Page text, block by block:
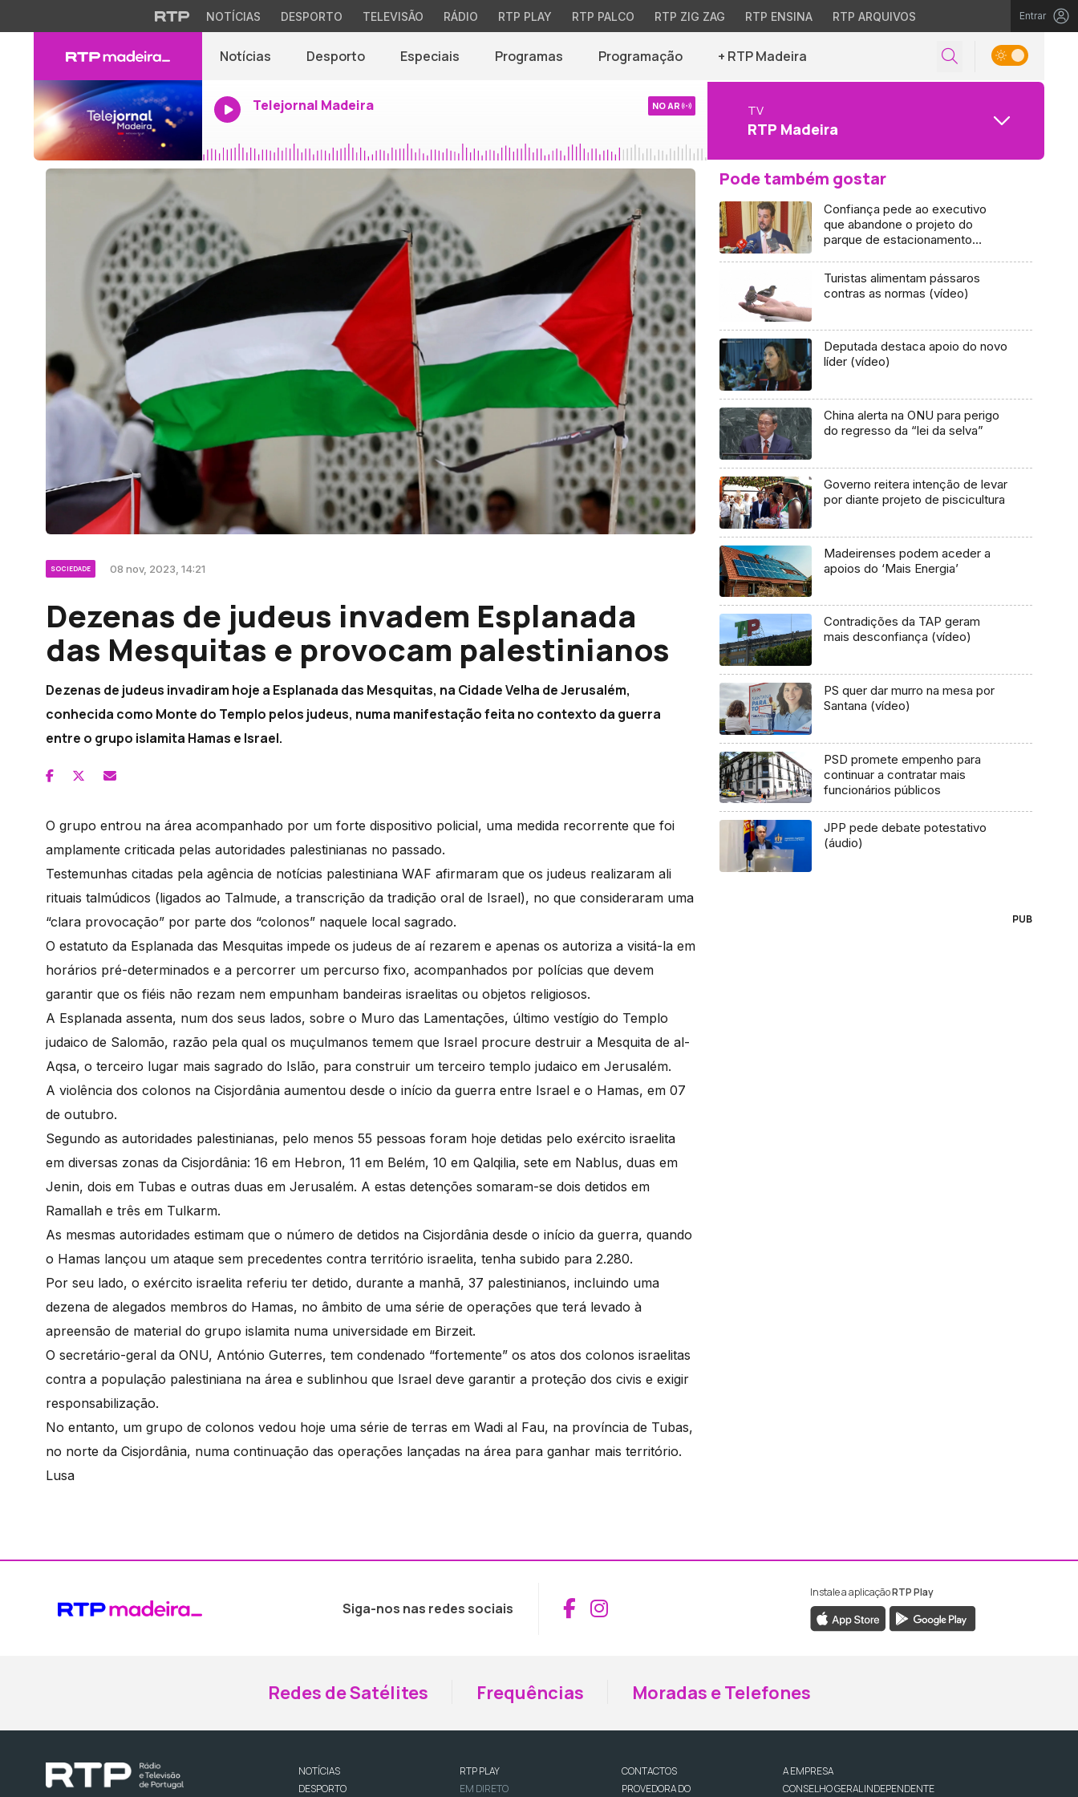
NOTÍCIAS DESPORTO TELEVISÃO RÁDIO RTP PLAY RTP PALCO RTP ZIG ZAG RTP ENSINA RTP ARQUIVOS Entrar
Notícias Desporto Especiais Programas Programação + RTP Madeira
Telejornal Madeira NO AR TV
RTP Madeira
SOCIEDADE 08 nov, 2023, 14:21
Dezenas de judeus invadem Esplanada
das Mesquitas e provocam palestinianos
Dezenas de judeus invadiram hoje a Esplanada das Mesquitas, na Cidade Velha de Jerusalém,
conhecida como Monte do Templo pelos judeus, numa manifestação feita no contexto da guerra
entre o grupo islamita Hamas e Israel.
O grupo entrou na área acompanhado por um forte dispositivo policial, uma medida recorrente que foi
amplamente criticada pelas autoridades palestinianas no passado.
Testemunhas citadas pela agência de notícias palestiniana WAF afirmaram que os judeus realizaram ali
rituais talmúdicos (ligados ao Talmude, a transcrição da tradição oral de Israel), no que consideraram uma
“clara provocação” por parte dos “colonos” naquele local sagrado.
O estatuto da Esplanada das Mesquitas impede os judeus de aí rezarem e apenas os autoriza a visitá-la em
horários pré-determinados e a percorrer um percurso fixo, acompanhados por polícias que devem
garantir que os fiéis não rezam nem empunham bandeiras israelitas ou objetos religiosos.
A Esplanada assenta, num dos seus lados, sobre o Muro das Lamentações, último vestígio do Templo
judaico de Salomão, razão pela qual os muçulmanos temem que Israel procure destruir a Mesquita de al-
Aqsa, o terceiro lugar mais sagrado do Islão, para construir um terceiro templo judaico em Jerusalém.
A violência dos colonos na Cisjordânia aumentou desde o início da guerra entre Israel e o Hamas, em 07
de outubro.
Segundo as autoridades palestinianas, pelo menos 55 pessoas foram hoje detidas pelo exército israelita
em diversas zonas da Cisjordânia: 16 em Hebron, 11 em Belém, 10 em Qalqilia, sete em Nablus, duas em
Jenin, dois em Tubas e outras duas em Jerusalém. A estas detenções somaram-se dois detidos em
Ramallah e três em Tulkarm.
As mesmas autoridades estimam que o número de detidos na Cisjordânia desde o início da guerra, quando
o Hamas lançou um ataque sem precedentes contra território israelita, tenha subido para 2.280.
Por seu lado, o exército israelita referiu ter detido, durante a manhã, 37 palestinianos, incluindo uma
dezena de alegados membros do Hamas, no âmbito de uma série de operações que terá levado à
apreensão de material do grupo islamita numa universidade em Birzeit.
O secretário-geral da ONU, António Guterres, tem condenado “fortemente” os atos dos colonos israelitas
contra a população palestiniana na área e sublinhou que Israel deve garantir a proteção dos civis e exigir
responsabilização.
No entanto, um grupo de colonos vedou hoje uma série de terras em Wadi al Fau, na província de Tubas,
no norte da Cisjordânia, numa continuação das operações lançadas na área para ganhar mais território.
Lusa
Pode também gostar
Confiança pede ao executivo
que abandone o projeto do
parque de estacionamento
Turistas alimentam pássaros
contras as normas (vídeo)
Deputada destaca apoio do novo
líder (vídeo)
China alerta na ONU para perigo
do regresso da “lei da selva”
Governo reitera intenção de levar
por diante projeto de piscicultura
Madeirenses podem aceder a
apoios do ‘Mais Energia’
Contradições da TAP geram
mais desconfiança (vídeo)
PS quer dar murro na mesa por
Santana (vídeo)
PSD promete empenho para
continuar a contratar mais
funcionários públicos
JPP pede debate potestativo
(áudio)
PUB
Siga-nos nas redes sociais Aceder ao Facebook da RTP Madeira
Aceder ao Instagram da RTP Madeira
Instale a aplicaçãoRTP Play
Redes de Satélites Frequências Moradas e Telefones
NOTÍCIAS
DESPORTO
RTP PLAY
EM DIRETO
CONTACTOS
PROVEDORA DO
A EMPRESA
CONSELHO GERAL INDEPENDENTE